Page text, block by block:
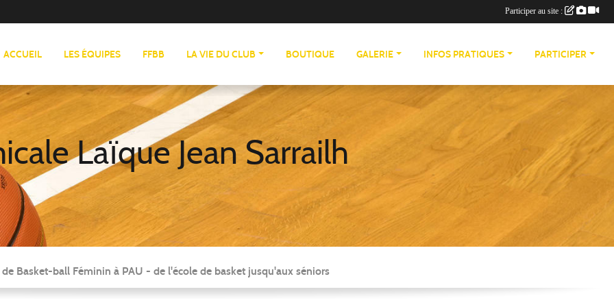
ACCUEIL LES ÉQUIPES FFBB LA VIE DU CLUB BOUTIQUE GALERIE INFOS PRATIQUES PARTICIPER
Laïque Jean Sarrailh
Basket-ball Féminin à PAU - de l'école de basket jusqu'aux séniors
Participer au site :